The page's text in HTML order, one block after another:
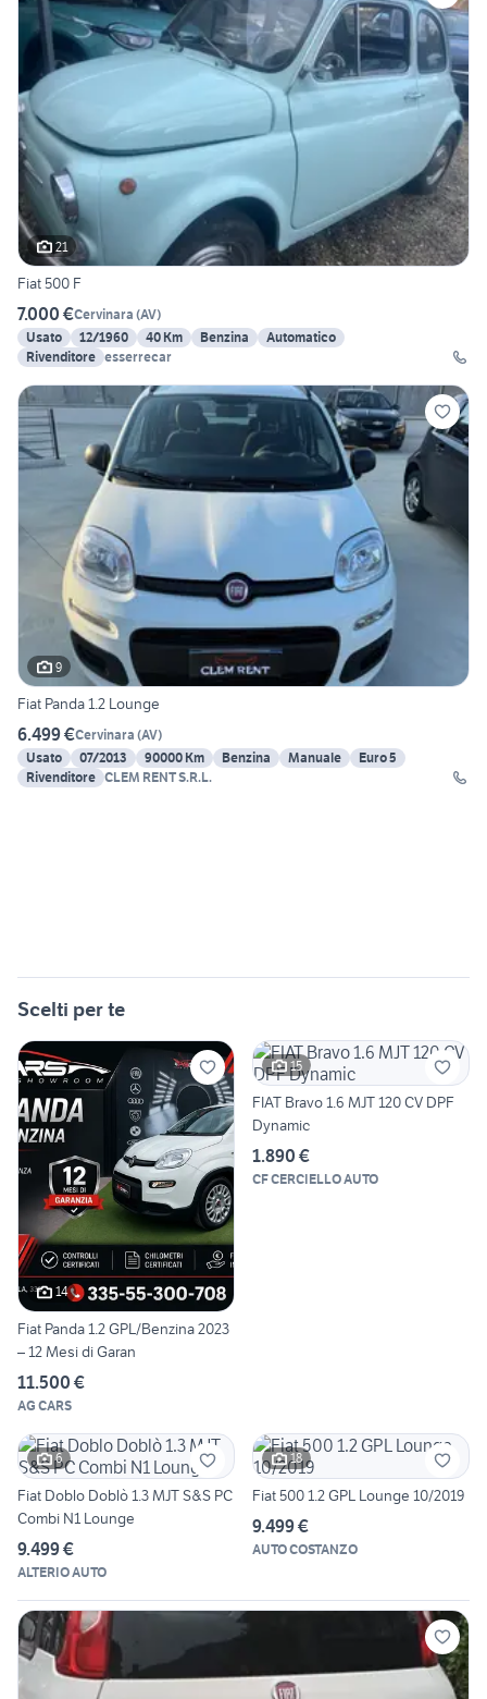
21
Fiat 500 F
7.000 €Cervinara (AV)
Usato
12/1960 40 Km Benzina
Automatico
Rivenditore esserrecar
9
Fiat Panda 1.2 Lounge
6.499 €Cervinara (AV)
Usato
07/2013 90000 Km Benzina Manuale
Euro 5
Rivenditore CLEM RENT S.R.L.
Scelti per te
14
Fiat Panda 1.2 GPL/Benzina 2023
– 12 Mesi di Garan
11.500 €
AG CARS
15
FIAT Bravo 1.6 MJT 120 CV DPF
Dynamic
1.890 €
CF CERCIELLO AUTO
6
Fiat Doblo Doblò 1.3 MJT S&S PC
Combi N1 Lounge
9.499 €
ALTERIO AUTO
18
Fiat 500 1.2 GPL Lounge 10/2019
9.499 €
AUTO COSTANZO